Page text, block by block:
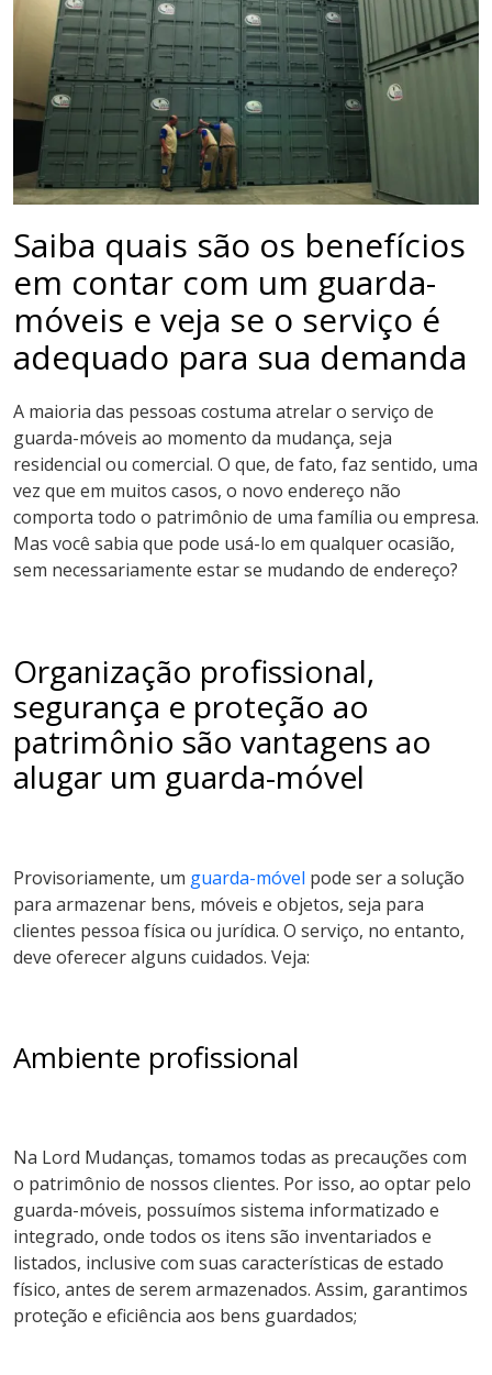
Saiba quais são os benefícios
em contar com um guarda-
móveis e veja se o serviço é
adequado para sua demanda
A maioria das pessoas costuma atrelar o serviço de
guarda-móveis ao momento da mudança, seja
residencial ou comercial. O que, de fato, faz sentido, uma
vez que em muitos casos, o novo endereço não
comporta todo o patrimônio de uma família ou empresa.
Mas você sabia que pode usá-lo em qualquer ocasião,
sem necessariamente estar se mudando de endereço?
Organização profissional,
segurança e proteção ao
patrimônio são vantagens ao
alugar um guarda-móvel
Provisoriamente, um guarda-móvel pode ser a solução
para armazenar bens, móveis e objetos, seja para
clientes pessoa física ou jurídica. O serviço, no entanto,
deve oferecer alguns cuidados. Veja:
Ambiente profissional
Na Lord Mudanças, tomamos todas as precauções com
o patrimônio de nossos clientes. Por isso, ao optar pelo
guarda-móveis, possuímos sistema informatizado e
integrado, onde todos os itens são inventariados e
listados, inclusive com suas características de estado
físico, antes de serem armazenados. Assim, garantimos
proteção e eficiência aos bens guardados;